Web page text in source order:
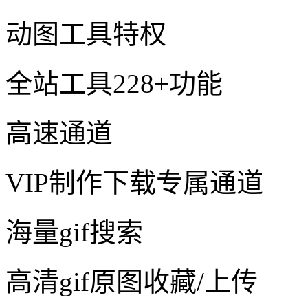
动图工具特权
全站工具228+功能
高速通道
VIP制作下载专属通道
海量gif搜索
高清gif原图收藏/上传